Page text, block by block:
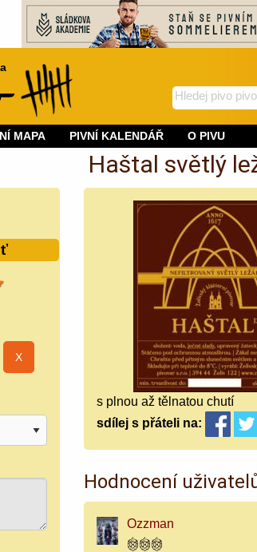
hledej
BeerWeb
spustí
MAPA PIVNÍ KALENDÁŘ O PIVU
Haštal světlý
s plnou až tělnatou chutí
sdílej s přáteli na:
Hodnocení
Ozzman